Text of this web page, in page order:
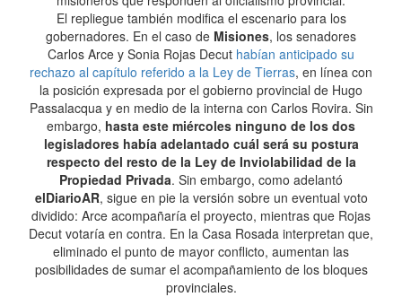
El repliegue también modifica el escenario para los
gobernadores. En el caso de Misiones, los senadores
Carlos Arce y Sonia Rojas Decut habían anticipado su
rechazo al capítulo referido a la Ley de Tierras, en línea con
la posición expresada por el gobierno provincial de Hugo
Passalacqua y en medio de la interna con Carlos Rovira. Sin
embargo, hasta este miércoles ninguno de los dos
legisladores había adelantado cuál será su postura
respecto del resto de la Ley de Inviolabilidad de la
Propiedad Privada. Sin embargo, como adelantó
elDiarioAR, sigue en pie la versión sobre un eventual voto
dividido: Arce acompañaría el proyecto, mientras que Rojas
Decut votaría en contra. En la Casa Rosada interpretan que,
eliminado el punto de mayor conflicto, aumentan las
posibilidades de sumar el acompañamiento de los bloques
provinciales.